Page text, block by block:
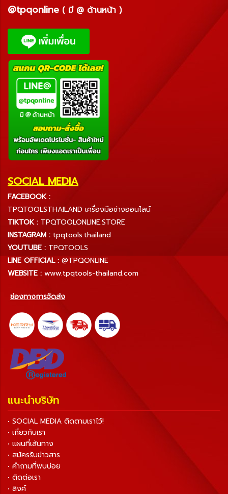
@tpqonline ( มี @ ด้านหน้า )
SOCIAL MEDIA
FACEBOOK :
TPQTOOLSTHAILAND เครื่องมือช่างออนไลน์
TIKTOK : TPQTOOLONLINE.STORE
INSTAGRAM : tpqtools.thailand
YOUTUBE : TPQTOOLS
LINE OFFICIAL : @TPQONLINE
WEBSITE : www.tpqtools-thailand.com
ช่องทางการจัดส่ง
แนะนำบริษัท
• SOCIAL MEDIA ติดตามเราไว้!
• เกี่ยวกับเรา
• แผนที่เส้นทาง
• สมัครรับข่าวสาร
• คำถามที่พบบ่อย
• ติดต่อเรา
• ลิงค์